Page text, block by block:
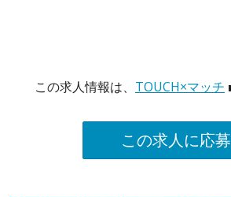
この求人情報は、 TOUCH×マッチ
この求人に応募